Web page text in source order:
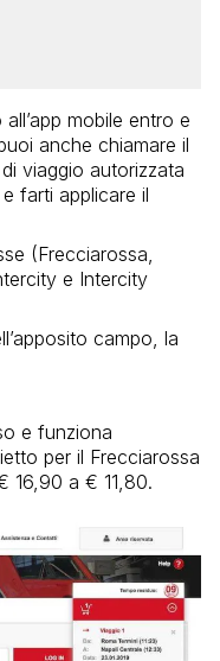
all’app mobile entro e
anche chiamare il
viaggio autorizzata
farti applicare il
(Frecciarossa,
e Intercity
campo, la
e funziona
per il Frecciarossa
16,90 a € 11,80.